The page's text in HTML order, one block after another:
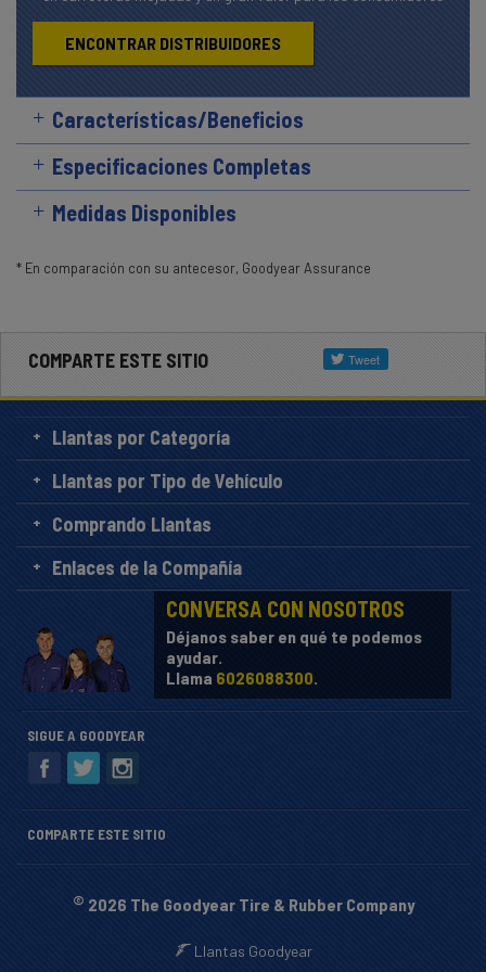
ENCONTRAR DISTRIBUIDORES
Características/Beneficios
Especificaciones Completas
Medidas Disponibles
* En comparación con su antecesor, Goodyear Assurance
COMPARTE ESTE SITIO
Llantas por Categoría
Llantas por Tipo de Vehículo
Comprando Llantas
Enlaces de la Compañía
CONVERSA CON NOSOTROS
Déjanos saber en qué te podemos
ayudar.
Llama 6026088300.
SIGUE A GOODYEAR
COMPARTE ESTE SITIO
© 2026 The Goodyear Tire & Rubber Company
Llantas Goodyear